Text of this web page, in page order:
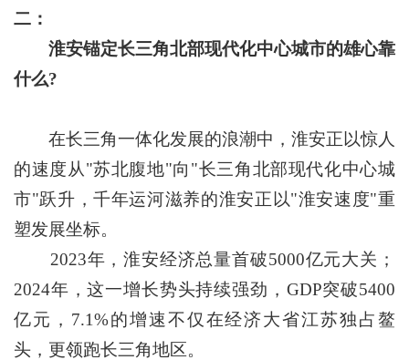
二：
淮安锚定长三角北部现代化中心城市的雄心靠
什么?
在长三角一体化发展的浪潮中，淮安正以惊人
的速度从"苏北腹地"向"长三角北部现代化中心城
市"跃升，千年运河滋养的淮安正以"淮安速度"重
塑发展坐标。
2023年，淮安经济总量首破5000亿元大关；
2024年，这一增长势头持续强劲，GDP突破5400
亿元，7.1%的增速不仅在经济大省江苏独占鳌
头，更领跑长三角地区。